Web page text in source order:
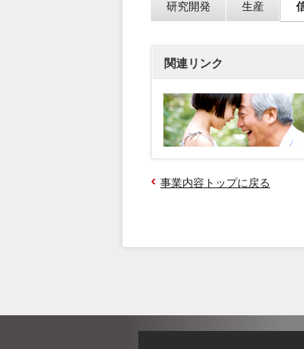
研究開発 生産
関連リンク
事業内容トップに戻る